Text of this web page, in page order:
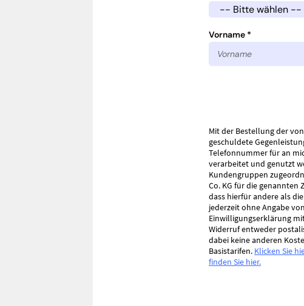
Vorname *
Mit der Bestellung der
geschuldete
Telefonnummer für an
verarbeitet und genutzt
Kundengruppen
Co. KG für die genannten
dass hierfür andere als
jederzeit ohne Angabe
Einwilligungserklärung
Widerruf entweder
dabei keine anderen
Basistarifen. Klicken Sie
finden Sie hier.